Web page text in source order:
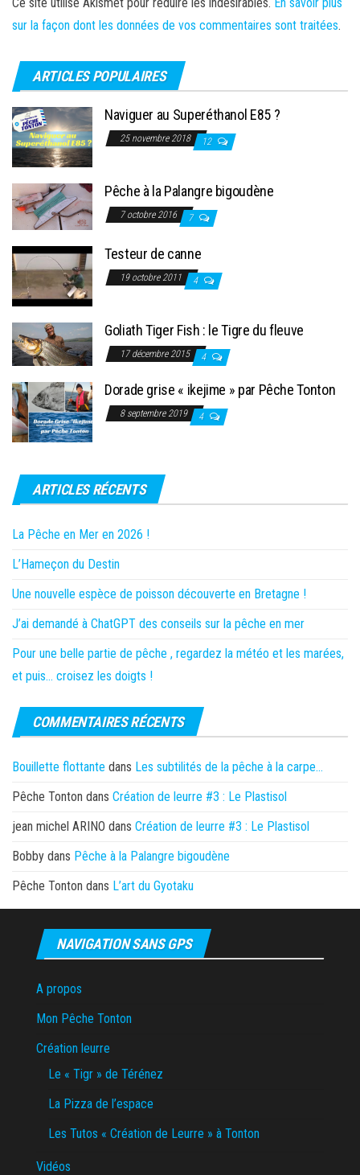
sur la façon dont les données de vos commentaires sont traitées.
ARTICLES POPULAIRES
Naviguer au Superéthanol E85 ?
25 novembre 2018 12
Pêche à la Palangre bigoudène
7 octobre 2016 7
Testeur de canne
19 octobre 2011 4
Goliath Tiger Fish : le Tigre du fleuve
17 décembre 2015 4
Dorade grise « ikejime » par Pêche Tonton
8 septembre 2019 4
ARTICLES RÉCENTS
La Pêche en Mer en 2026 !
L’Hameçon du Destin
Une nouvelle espèce de poisson découverte en Bretagne !
J’ai demandé à ChatGPT des conseils sur la pêche en mer
Pour une belle partie de pêche , regardez la météo et les marées,
et puis… croisez les doigts !
COMMENTAIRES RÉCENTS
Bouillette flottante dans Les subtilités de la pêche à la carpe…
Pêche Tonton dans Création de leurre #3 : Le Plastisol
jean michel ARINO dans Création de leurre #3 : Le Plastisol
Bobby dans Pêche à la Palangre bigoudène
Pêche Tonton dans L’art du Gyotaku
NAVIGATION SANS GPS
A propos
Mon Pêche Tonton
Création leurre
Le « Tigr » de Térénez
La Pizza de l’espace
Les Tutos « Création de Leurre » à Tonton
Vidéos